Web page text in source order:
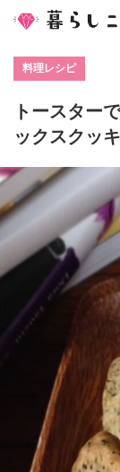
料理レシピ
トースター
ックスクッ